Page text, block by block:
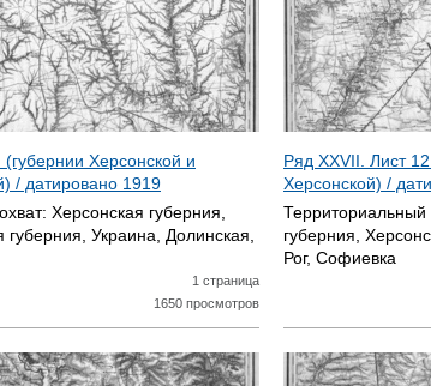
А
Н
И
Ц
Херсонской и
/ датировано 1919
Херсонская губерния,
губерния, Украина, Долинская,
1 страница
1650 просмотров
Ряд XXVII. Лист
Херсонской) /
Территориальный
губерния,
Рог, Софиевка